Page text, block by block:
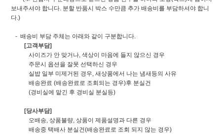
보내주셔야 합니다. 분할 반품시 박스 수만큼 추가 배송비를 부담하셔야 합니
다.)
- 배송비 부담 주체는 아래와 같이 구분합니다.
[고객부담]
사이즈가 안 맞거나, 색상이 마음에 들지 않으신 경우
주문시 옵션을 잘못 선택하신 경우
실밥 일부 미제거된 경우, 새상품에서 나는 냄새등의 사유
배송완료 (배송완료로 조회되는 경우)후 분실건
(경비실에 맡긴 후 경비실 분실등)
[당사부담]
오배송, 상품불량, 상품이 제품설명과 다른 경우
배송중 택배사 분실건(배송완료로 조회 되지 않는 경우)